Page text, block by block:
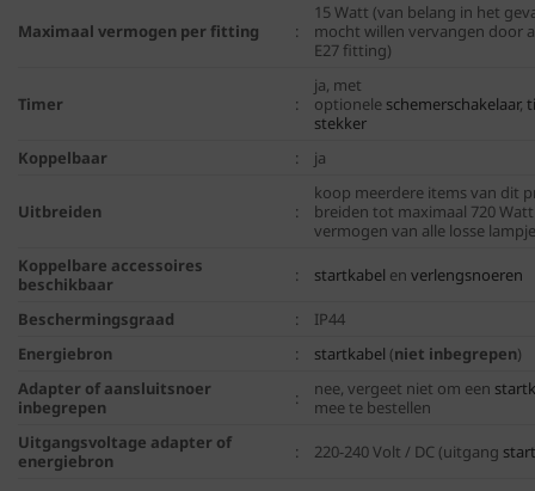
Maximaal vermogen per fitting :
15 Watt (van belang in het
mocht willen vervangen door
E27 fitting)
Timer :
ja, met
optionele schemerschakelaar,
stekker
Koppelbaar
: ja
Uitbreiden :
koop meerdere items van dit
breiden tot maximaal 720
vermogen van alle losse
Koppelbare accessoires
beschikbaar
: startkabel enverlengsnoeren
Beschermingsgraad :
IP44
Energiebron
: startkabel (niet inbegrepen)
Adapter of aansluitsnoer
inbegrepen
: nee, vergeet niet om een
mee te bestellen
Uitgangsvoltage adapter of
energiebron
: 220-240 Volt / DC (uitgang